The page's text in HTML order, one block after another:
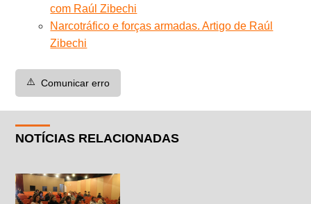
com Raúl Zibechi
Narcotráfico e forças armadas. Artigo de Raúl
Zibechi
⚠️ Comunicar erro
NOTÍCIAS RELACIONADAS